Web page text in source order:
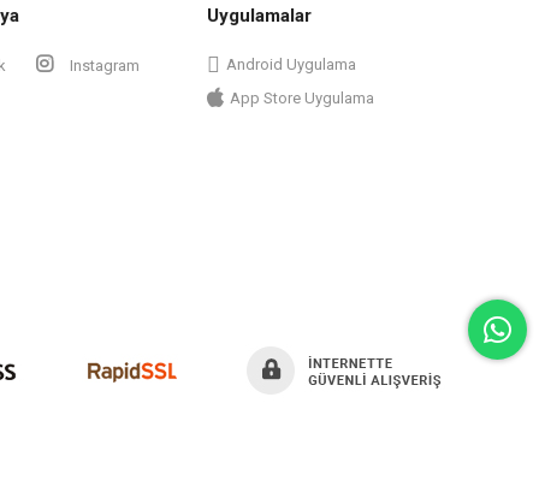
Instagram
Uygulamalar
Android Uygulama
App Store Uygulama